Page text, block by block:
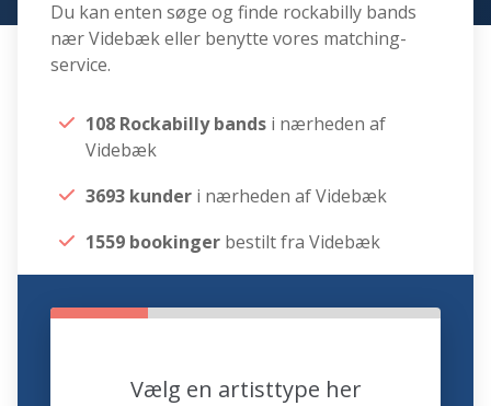
Du kan enten søge og finde rockabilly bands
nær Videbæk eller benytte vores matching-
service.
108 Rockabilly bands i nærheden af
Videbæk
3693 kunder i nærheden af Videbæk
1559 bookinger bestilt fra Videbæk
Vælg en artisttype her